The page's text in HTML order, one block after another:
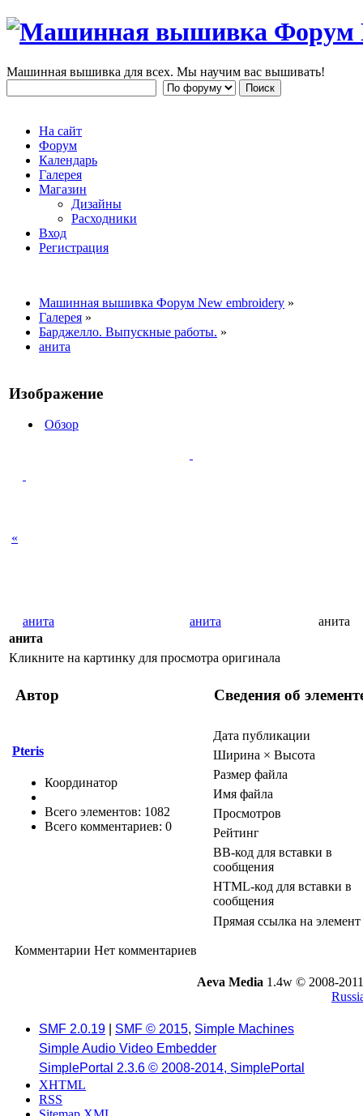
Машинная вышивка для всех. Мы научим вас вышивать!
На сайт
Форум
Календарь
Галерея
Магазин
Дизайны
Расходники
Вход
Регистрация
Машинная вышивка Форум New embroidery »
Галерея »
Барджелло. Выпускные работы. »
анита
Изображение
Обзор
«
анита анита
анита
анита
Кликните на картинку для просмотра оригинала
Автор Сведения об
Pteris
Координатор
Всего элементов: 1082
Всего комментариев: 0
Дата публикации
Ширина × Высота
Размер файла
Имя файла
Просмотров
Рейтинг
BB-код для вставки в
сообщения
HTML-код для вставки в
сообщения
Прямая ссылка на элемент
Комментарии Нет комментариев
Aeva Media 1.4w © 2008-
SMF 2.0.19 SMF © 2015, Simple Machines
Simple Audio Video Embedder
SimplePortal 2.3.6 © 2008-2014, SimplePortal
XHTML
RSS